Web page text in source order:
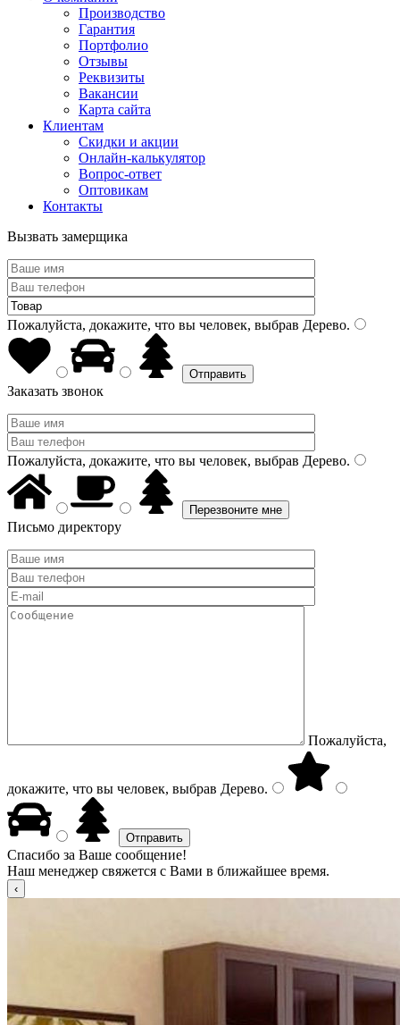
Производство
Гарантия
Портфолио
Отзывы
Реквизиты
Вакансии
Карта сайта
Клиентам
Скидки и акции
Онлайн-калькулятор
Вопрос-ответ
Оптовикам
Контакты
Вызвать замерщика
Пожалуйста, докажите, что вы человек, выбрав Дерево.
Заказать звонок
Пожалуйста, докажите, что вы человек, выбрав Дерево.
Письмо директору
Пожалуйста,
докажите, что вы человек, выбрав Дерево.
Спасибо за Ваше сообщение!
Наш менеджер свяжется с Вами в ближайшее время.